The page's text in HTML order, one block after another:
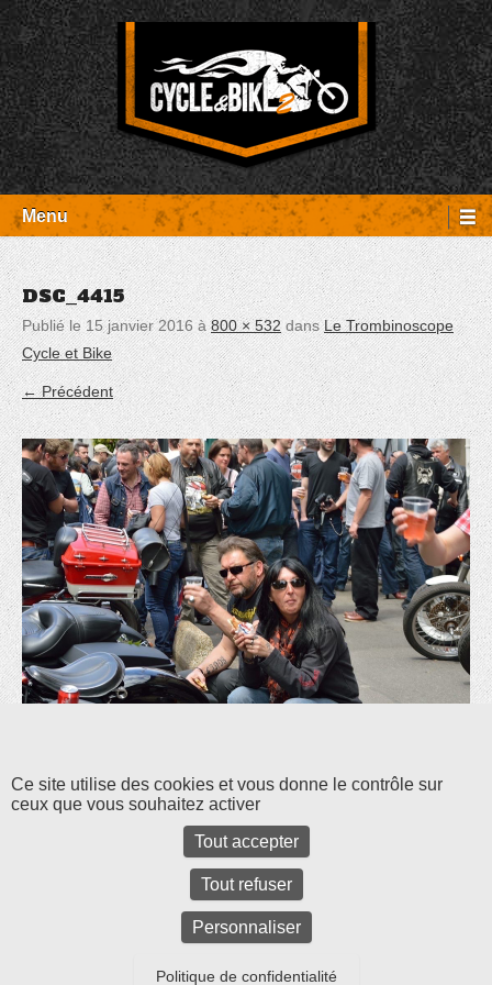
Aller
au
contenu
Cycle et Bike
Entretien Harley-Davidson, préparation et custom, boutique, pièces
détachées Rambouillet
Menu
DSC_4415
Publié le 15 janvier 2016 à800 × 532 dansLe Trombinoscope
Cycle et Bike
← Précédent
Les commentaires et les rétroliens sont fermés pour l'instant.
Panneau de gestion des cookies
Ce site utilise des cookies et vous donne le contrôle sur
ceux que vous souhaitez activer
Tout accepter
Tout refuser
Personnaliser
Politique de confidentialité